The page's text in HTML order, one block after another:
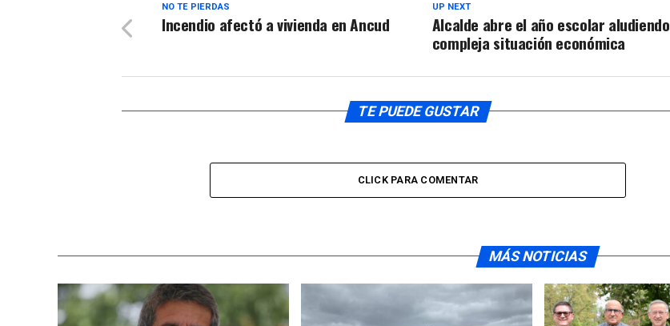
UP NEXT
Alcalde abre el año escolar aludiendo
compleja situación económica
NO TE PIERDAS
Incendio afectó a vivienda en Ancud
TE PUEDE GUSTAR
CLICK PARA COMENTAR
MÁS NOTICIAS